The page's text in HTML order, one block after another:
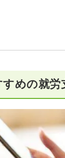
めの就労